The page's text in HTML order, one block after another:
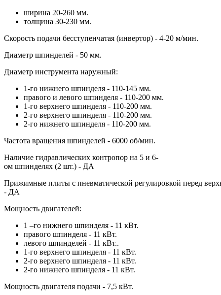
ширина 20-260 мм.
толщина 30-230 мм.
Скорость подачи бесступенчатая (инвертор) - 4-20 м/мин.
Диаметр шпинделей - 50 мм.
Диаметр инструмента наружный:
1-го нижнего шпинделя - 110-145 мм.
правого и левого шпинделя - 110-200 мм.
1-го верхнего шпинделя - 110-200 мм.
2-го верхнего шпинделя - 110-200 мм.
2-го нижнего шпинделя - 110-200 мм.
Частота вращения шпинделей - 6000 об/мин.
Наличие гидравлических контропор на 5 и 6-
ом шпинделях (2 шт.) - ДА
Прижимные плиты с пневматической регулировкой перед
- ДА
Мощность двигателей:
1 –го нижнего шпинделя - 11 кВт.
правого шпинделя - 11 кВт.
левого шпинделей - 11 кВт..
1-го верхнего шпинделя - 11 кВт.
2-го верхнего шпинделя - 11 кВт.
2-го нижнего шпинделя - 11 кВт.
Мощность двигателя подачи - 7,5 кВт.